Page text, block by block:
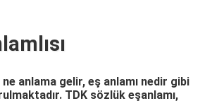
ne anlama gelir, eş anlamı nedir gibi
TDK sözlük eşanlamı,